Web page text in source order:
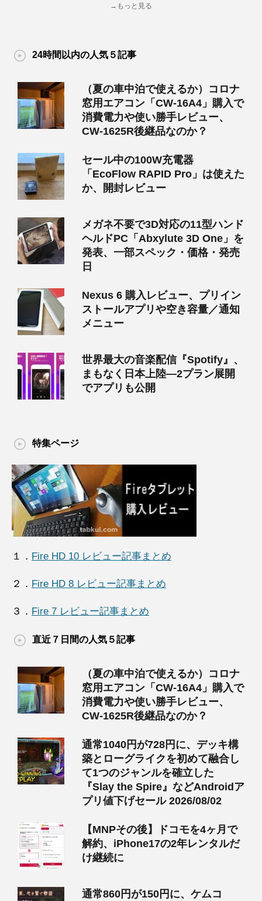
→もっと見る
24時間以内の人気５記事
（夏の車中泊で使えるか）コロナ
窓用エアコン「CW-16A4」購入で
消費電力や使い勝手レビュー、
CW-1625R後継品なのか？
セール中の100W充電器
「EcoFlow RAPID Pro」は使えた
か、開封レビュー
メガネ不要で3D対応の11型ハンド
ヘルドPC「Abxylute 3D One」を
発表、一部スペック・価格・発売
日
Nexus 6 購入レビュー、プリイン
ストールアプリや空き容量／通知
メニュー
世界最大の音楽配信『Spotify』、
まもなく日本上陸―2プラン展開
でアプリも公開
特集ページ
１． Fire HD 10 レビュー記事まとめ
２． Fire HD 8 レビュー記事まとめ
３． Fire 7 レビュー記事まとめ
直近７日間の人気５記事
（夏の車中泊で使えるか）コロナ
窓用エアコン「CW-16A4」購入で
消費電力や使い勝手レビュー、
CW-1625R後継品なのか？
通常1040円が728円に、デッキ構
築とローグライクを初めて融合し
て1つのジャンルを確立した
『Slay the Spire』などAndroidア
プリ値下げセール 2026/08/02
【MNPその後】ドコモを4ヶ月で
解約、iPhone17の2年レンタルだ
け継続に
通常860円が150円に、ケムコ